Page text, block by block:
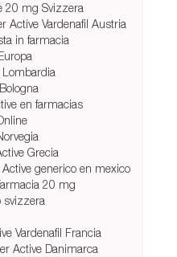
20 mg Svizzera
Active Vardenafil Austria
in farmacia
en farmacias
Grecia
generico en mexico
20 mg
svizzera
Vardenafil Francia
Active Danimarca